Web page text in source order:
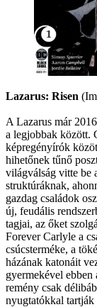
Lazarus: Risen
A Lazarus már
a legjobbak között.
képregényírók
hihetőnek tűnő
világválság vitte be
struktúráknak,
gazdag családok
új, feudális
tagjai, az őket
Forever Carlyle a
csúcsterméke, a
házának katonáit
gyermekével
remény csak
nyugtatókkal tartják